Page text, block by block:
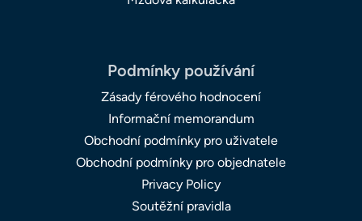
Podmínky používání
Zásady férového hodnocení
Informační memorandum
Obchodní podmínky pro uživatele
Obchodní podmínky pro objednatele
Privacy Policy
Soutěžní pravidla